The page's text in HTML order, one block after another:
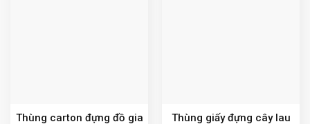
Thùng carton đựng đồ gia
Thùng giấy đựng cây lau